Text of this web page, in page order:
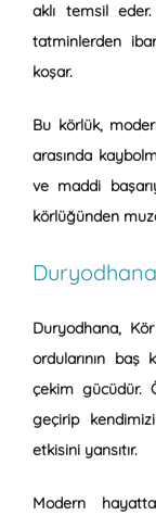
aklı temsil
tatminlerden
koşar.
Bu körlük,
arasında
ve maddi
körlüğünden
Duryodhana
Duryodhana,
ordularının baş
çekim gücüdür.
geçirip
etkisini yansıtır.
Modern